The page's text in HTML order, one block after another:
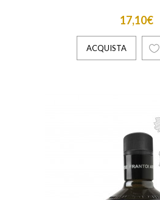
17,10€
ACQUISTA